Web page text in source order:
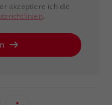
akzeptiere ich die
.